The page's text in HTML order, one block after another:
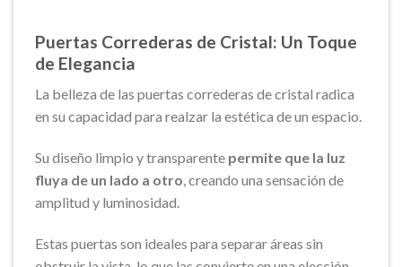
Puertas Correderas de Cristal: Un Toque
de Elegancia
La belleza de las puertas correderas de cristal radica
en su capacidad para realzar la estética de un espacio.
Su diseño limpio y transparente permite que la luz
fluya de un lado a otro, creando una sensación de
amplitud y luminosidad.
Estas puertas son ideales para separar áreas sin